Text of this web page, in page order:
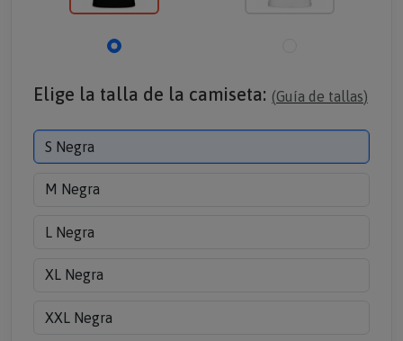
Elige la talla de la camiseta: (Guía de tallas)
S Negra
M Negra
L Negra
XL Negra
XXL Negra